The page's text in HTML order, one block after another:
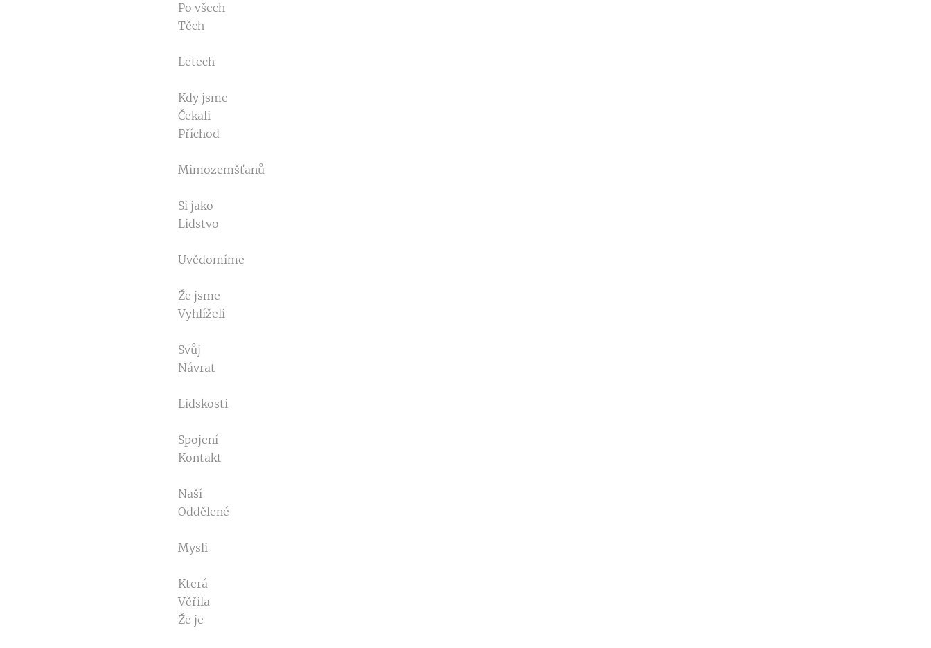
Po všech
Těch
Letech
Kdy jsme
Čekali
Příchod
Mimozemšťanů
Si jako
Lidstvo
Uvědomíme
Že jsme
Vyhlíželi
Svůj
Návrat
Lidskosti
Spojení
Kontakt
Naší
Oddělené
Mysli
Která
Věřila
Že je